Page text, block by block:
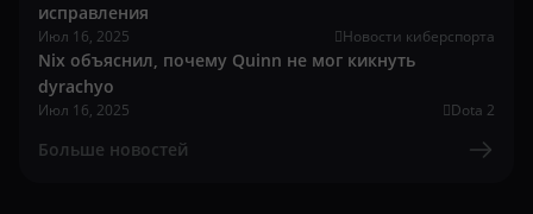
исправления
Июл 16, 2025 Новости киберспорта
Nix объяснил, почему Quinn не мог кикнуть
dyrachyo
Июл 16, 2025 Dota 2
Больше новостей